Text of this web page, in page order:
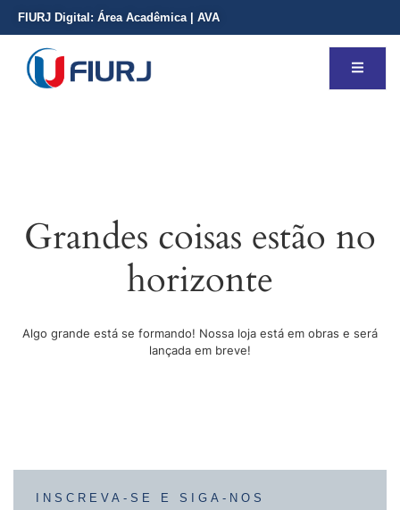
FIURJ Digital: Área Acadêmica AVA
Grandes coisas estão no
horizonte
Algo grande está se formando! Nossa loja está em obras e será
lançada em breve!
INSCREVA-SE E SIGA-NOS